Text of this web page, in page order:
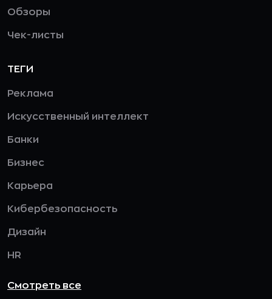
Обзоры
Чек-листы
ТЕГИ
Реклама
Искусственный интеллект
Банки
Бизнес
Карьера
Кибербезопасность
Дизайн
HR
Смотреть все